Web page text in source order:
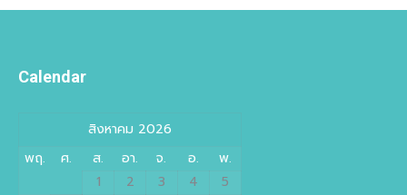
Calendar
สิงหาคม 2026
พฤ.
ศ. ส. อา. จ. อ.
พ.
1
2 3 4
5